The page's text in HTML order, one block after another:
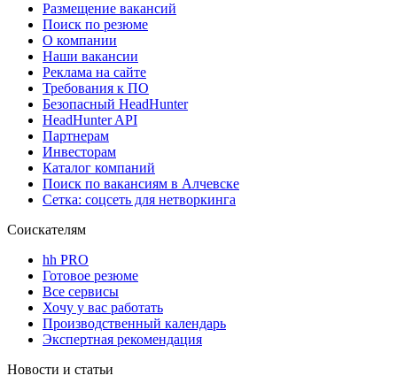
Размещение вакансий
Поиск по резюме
О компании
Наши вакансии
Реклама на сайте
Требования к ПО
Безопасный HeadHunter
HeadHunter API
Партнерам
Инвесторам
Каталог компаний
Поиск по вакансиям в Алчевске
Сетка: соцсеть для нетворкинга
Соискателям
hh PRO
Готовое резюме
Все сервисы
Хочу у вас работать
Производственный календарь
Экспертная рекомендация
Новости и статьи